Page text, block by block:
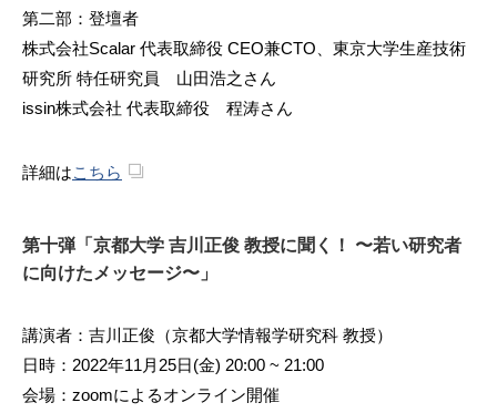
第二部：登壇者
株式会社Scalar 代表取締役 CEO兼CTO、東京大学生産技術
研究所 特任研究員 山田浩之さん
issin株式会社 代表取締役 程涛さん
詳細はこちら
第十弾「京都大学 吉川正俊 教授に聞く！ 〜若い研究者
に向けたメッセージ〜」
講演者：吉川正俊（京都大学情報学研究科 教授）
日時：2022年11月25日(金) 20:00 ~ 21:00
会場：zoomによるオンライン開催